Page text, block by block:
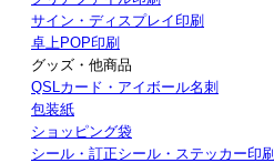
サイン・ディスプレイ印刷
卓上POP印刷
グッズ・他商品
QSLカード・アイボール名刺
包装紙
ショッピング袋
シール・訂正シール・ステッカー印刷